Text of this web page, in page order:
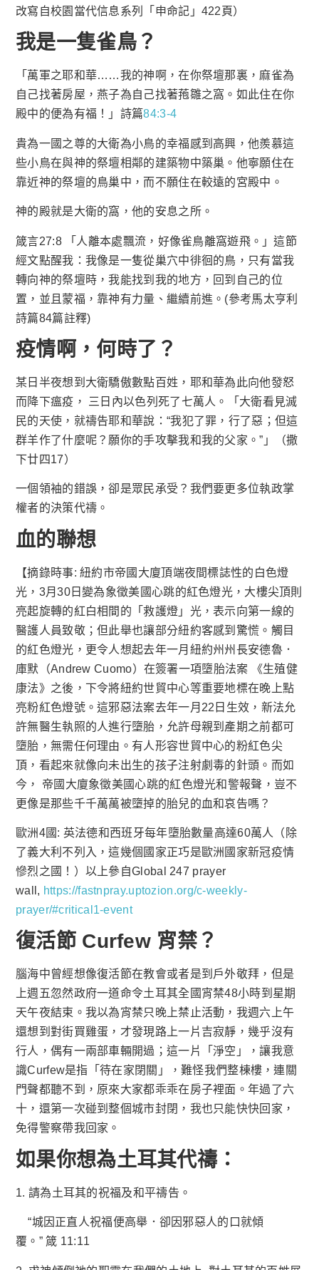
改寫自校園當代信息系列「申命記」422頁）
我是一隻雀鳥？
「萬軍之耶和華……我的神啊，在你祭壇那裏，麻雀為
自己找著房屋，燕子為自己找著菢雛之窩。如此住在你
殿中的便為有福！」詩篇84:3-4
貴為一國之尊的大衛為小鳥的幸福感到高興，他羨慕這
些小鳥在與神的祭壇相鄰的建築物中築巢。他寧願住在
靠近神的祭壇的鳥巢中，而不願住在較遠的宮殿中。
神的殿就是大衛的窩，他的安息之所。
箴言27:8 「人離本處飄流，好像雀鳥離窩遊飛。」這節
經文點醒我：我像是一隻從巢穴中徘徊的鳥，只有當我
轉向神的祭壇時，我能找到我的地方，回到自己的位
置，並且蒙福，靠神有力量、繼續前進。(參考馬太亨利
詩篇84篇註釋)
疫情啊，何時了？
某日半夜想到大衛驕傲數點百姓，耶和華為此向他發怒
而降下瘟疫， 三日內以色列死了七萬人。「大衛看見滅
民的天使，就禱告耶和華說：“我犯了罪，行了惡；但這
群羊作了什麼呢？願你的手攻擊我和我的父家。”」（撒
下廿四17）
一個領袖的錯誤，卻是眾民承受？我們要更多位執政掌
權者的決策代禱。
血的聯想
【摘錄時事: 紐約市帝國大廈頂端夜間標誌性的白色燈
光，3月30日變為象徵美國心跳的紅色燈光，大樓尖頂則
亮起旋轉的紅白相間的「救護燈」光，表示向第一線的
醫護人員致敬；但此舉也讓部分紐約客感到驚慌。觸目
的紅色燈光，更令人想起去年一月紐約州州長安德魯．
庫默（Andrew Cuomo）在簽署一項墮胎法案 《生殖健
康法》之後，下令將紐約世貿中心等重要地標在晚上點
亮粉紅色燈號。這邪惡法案去年一月22日生效，新法允
許無醫生執照的人進行墮胎，允許母親到產期之前都可
墮胎，無需任何理由。有人形容世貿中心的粉紅色尖
頂，看起來就像向未出生的孩子注射劇毒的針頭。而如
今， 帝國大廈象徵美國心跳的紅色燈光和警報聲，豈不
更像是那些千千萬萬被墮掉的胎兒的血和哀告嗎？
歐洲4國: 英法德和西班牙每年墮胎數量高達60萬人（除
了義大利不列入，這幾個國家正巧是歐洲國家新冠疫情
慘烈之國！）以上參自Global 247 prayer
wall, https://fastnpray.uptozion.org/c-weekly-
prayer/#critical1-event
復活節 Curfew 宵禁？
腦海中曾經想像復活節在教會或者是到戶外敬拜，但是
上週五忽然政府一道命令土耳其全國宵禁48小時到星期
天午夜結束。我以為宵禁只晚上禁止活動，我週六上午
還想到對街買雞蛋，才發現路上一片吉寂靜，幾乎沒有
行人，偶有一兩部車輛開過；這一片「淨空」，讓我意
識Curfew是指「待在家閉關」，難怪我們整棟樓，連關
門聲都聽不到，原來大家都乖乖在房子裡面。年過了六
十，還第一次碰到整個城市封閉，我也只能快快回家，
免得警察帶我回家。
如果你想為土耳其代禱：
1. 請為土耳其的祝福及和平禱告。
“城因正直人祝福便高舉．卻因邪惡人的口就傾
覆。” 箴 11:11